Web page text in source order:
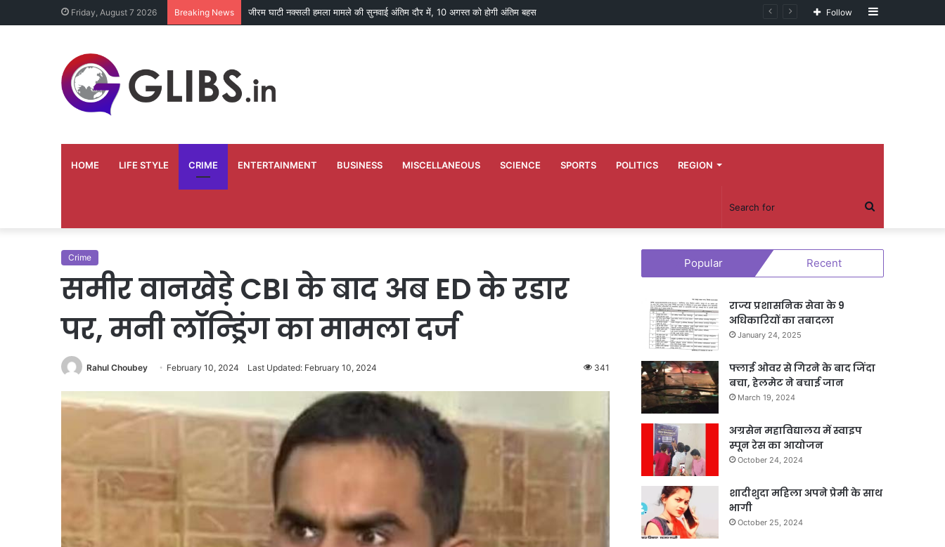
Friday, August 7 2026 Breaking News बहन ने कारोबारी भाई पर लगाया करोड़ों रुपये की धोखाधड़ी का आरोप Sidebar
Follow
HOME LIFE STYLE CRIME ENTERTAINMENT BUSINESS MISCELLANEOUS SCIENCE SPORTS POLITICS REGION
Search
for
Crime
समीर वानखेड़े CBI के बाद अब ED के रडार
पर, मनी लॉन्ड्रिंग का मामला दर्ज
Rahul Choubey February 10, 2024 Last Updated: February 10, 2024 341
Popular Recent
राज्य प्रशासनिक सेवा के 9
अधिकारियों का तबादला
January 24, 2025
फ्लाई ओवर से गिरने के बाद जिंदा
बचा, हेलमेट ने बचाई जान
March 19, 2024
अग्रसेन महाविद्यालय में स्वाइप
स्पून रेस का आयोजन
October 24, 2024
शादीशुदा महिला अपने प्रेमी के साथ
भागी
October 25, 2024